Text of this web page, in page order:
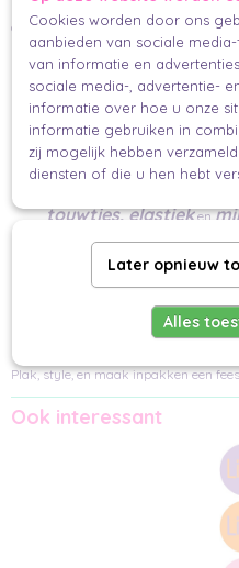
Perfect om zakjes te sluiten,
of gewoon een mooi plekje op je pakje
Mix & Match Vibes:
Experimenteer tot je de perfecte
Finishing Touch:
touwtjes, elastieken
boodschap.
Ontdek onze anderestickers
Plak, style, en maak inpakken een
Ook interessant
Cookies worden door ons
aanbieden van sociale
van informatie en
sociale media-, advertentie-
informatie over hoe u onze
informatie gebruiken in
zij mogelijk hebben
diensten of die u hen hebt
Later opnieuw
Alles